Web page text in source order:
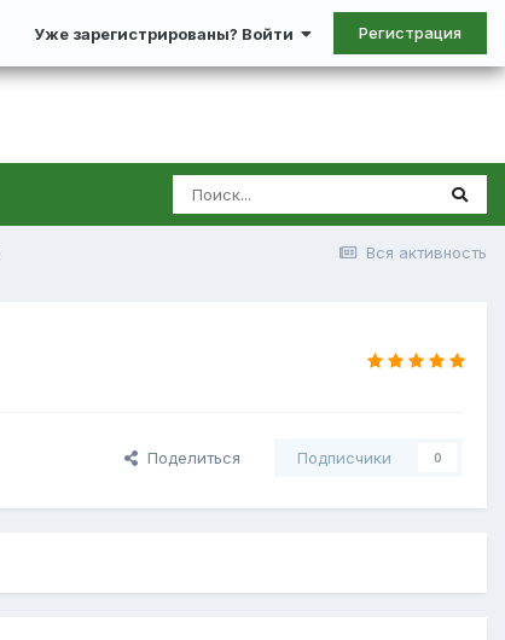
Уже зарегистрированы? Войти Регистрация
Вся активность
Поделиться Подписчики 0